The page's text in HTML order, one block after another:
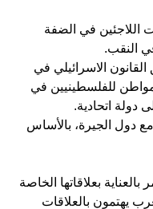
اللاجئين في الضفة
النقب.
الاسرائيلي في
للفلسطينيين في
دولة اتحادية.
دول الجيرة، بالأساس
بعلاقاتها الخاصة
يهتمون بالعلاقات